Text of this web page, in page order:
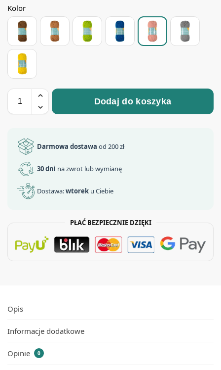
Kolor
Dodaj do koszyka
Darmowa dostawa od 200 zł
30 dni na zwrot lub wymianę
Dostawa:wtorek u Ciebie
PŁAĆ BEZPIECZNIE DZIĘKI
Opis
Informacje dodatkowe
Opinie 0